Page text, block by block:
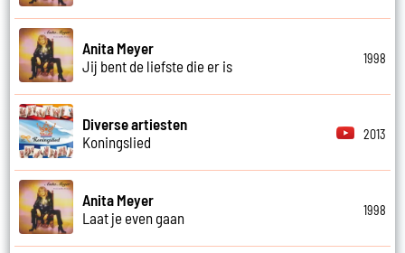
Anita Meyer
Jij bent de liefste die er is
1998
Diverse artiesten
Koningslied
2013
Anita Meyer
Laat je even gaan
1998